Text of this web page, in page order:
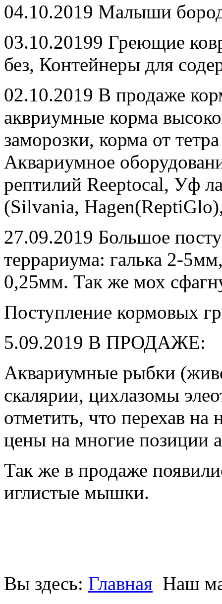
04.10.2019 Малыши
03.10.20199 Греющие
без, Контейнеры для
02.10.2019 В продаже
аквриумные корма
заморозки, корма от
Аквариумное
рептилий Reeptocal, Уф
(Silvania,
27.09.2019 Большое
террариума: галька 2-
0,25мм. Так же мох
Поступление кормовых
5.09.2019 В ПРОДАЖЕ:
Аквариумные рыбки
скалярии, цихлазомы
отметить, что перехав
цены на многие позиции
Так же в продаже
иглистые мышки.
Вы здесь: Главная Наш